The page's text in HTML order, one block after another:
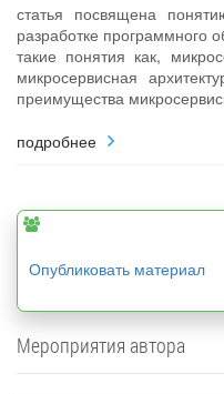
статья посвящена
разработке программного
такие понятия как,
микросервисная
преимущества
подробнее
Опубликовать материал
Мероприятия автора